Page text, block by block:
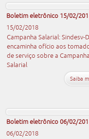
Boletim eletrônico 15/02/
15/02/2018
Campanha Salarial: Sindesv-
encaminha ofício aos
de serviço sobre a
Salarial
Saiba
Boletim eletrônico 06/02/
06/02/2018